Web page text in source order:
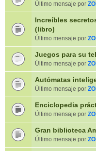
Último mensaje por
Increíbles
(libro)
Último mensaje por
Juegos para su
Último mensaje por
Autómatas
Último mensaje por
Enciclopedia
Último mensaje por
Gran biblioteca
Último mensaje por